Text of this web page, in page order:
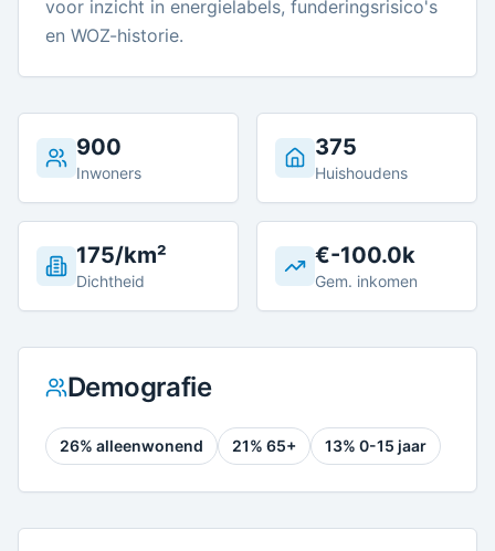
voor inzicht in energielabels, funderingsrisico's
en WOZ-historie.
900
Inwoners
375
Huishoudens
175/km²
Dichtheid
€-100.0k
Gem. inkomen
Demografie
26% alleenwonend 21% 65+ 13% 0-15 jaar